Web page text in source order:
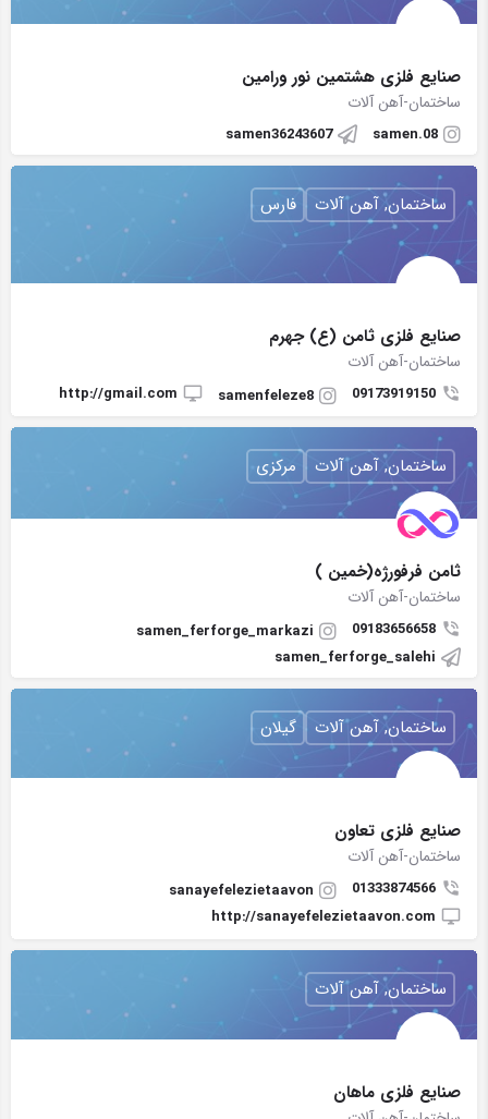
صنایع فلزی هشتمین نور ورامین
ساختمان-آهن آلات
samen.08
samen36243607
صنایع فلزی ثامن (ع) جهرم
ساختمان-آهن آلات
09173919150
samenfeleze8
http://gmail.com
ساختمان, آهن آلات فارس
ثامن فرفورژه(خمین )
ساختمان-آهن آلات
09183656658
samen_ferforge_markazi
samen_ferforge_salehi
ساختمان, آهن آلات مرکزی
صنایع فلزی تعاون
ساختمان-آهن آلات
01333874566
sanayefelezietaavon
http://sanayefelezietaavon.com
ساختمان, آهن آلات گیلان
صنایع فلزی ماهان
ساختمان, آهن آلات